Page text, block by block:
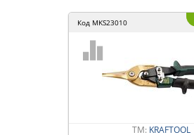
Код MKS23010
ТМ: KRAFTOOL